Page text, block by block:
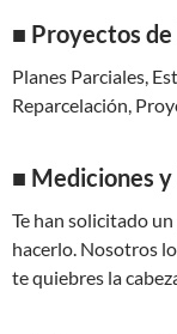
■ Proyectos
Planes Parciales,
Reparcelación,
■ Mediciones
Te han solicitado
hacerlo. Nosotros
te quiebres la